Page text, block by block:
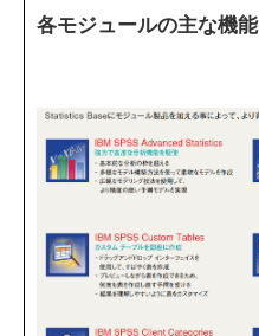
各モジュールの主な機能